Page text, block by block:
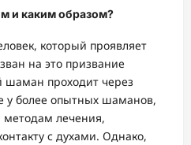
и каким образом?
который проявляет
на это призвание
проходит через
у более опытных шаманов,
методам лечения,
с духами. Однако,